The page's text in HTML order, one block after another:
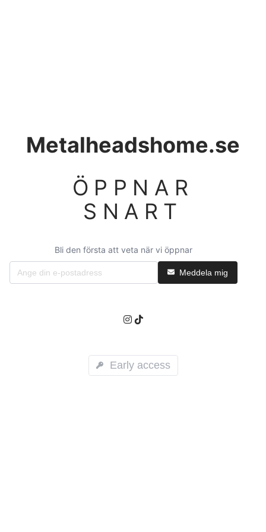
Metalheadshome.se
ÖPPNAR
SNART
Bli den första att veta när vi öppnar
Meddela mig
Early access